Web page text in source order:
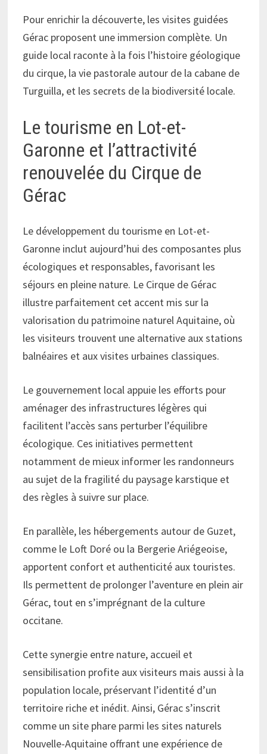
Pour enrichir la découverte, les visites guidées
Gérac proposent une immersion complète. Un
guide local raconte à la fois l’histoire géologique
du cirque, la vie pastorale autour de la cabane de
Turguilla, et les secrets de la biodiversité locale.
Le tourisme en Lot-et-
Garonne et l’attractivité
renouvelée du Cirque de
Gérac
Le développement du tourisme en Lot-et-
Garonne inclut aujourd’hui des composantes plus
écologiques et responsables, favorisant les
séjours en pleine nature. Le Cirque de Gérac
illustre parfaitement cet accent mis sur la
valorisation du patrimoine naturel Aquitaine, où
les visiteurs trouvent une alternative aux stations
balnéaires et aux visites urbaines classiques.
Le gouvernement local appuie les efforts pour
aménager des infrastructures légères qui
facilitent l’accès sans perturber l’équilibre
écologique. Ces initiatives permettent
notamment de mieux informer les randonneurs
au sujet de la fragilité du paysage karstique et
des règles à suivre sur place.
En parallèle, les hébergements autour de Guzet,
comme le Loft Doré ou la Bergerie Ariégeoise,
apportent confort et authenticité aux touristes.
Ils permettent de prolonger l’aventure en plein air
Gérac, tout en s’imprégnant de la culture
occitane.
Cette synergie entre nature, accueil et
sensibilisation profite aux visiteurs mais aussi à la
population locale, préservant l’identité d’un
territoire riche et inédit. Ainsi, Gérac s’inscrit
comme un site phare parmi les sites naturels
Nouvelle-Aquitaine offrant une expérience de